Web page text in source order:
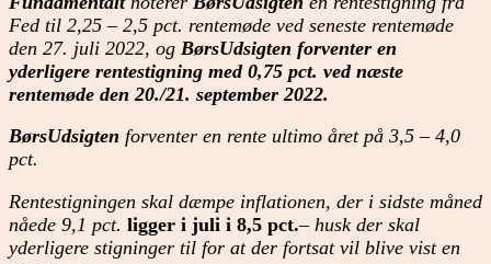
Fed til 2,25 – 2,5 pct. rentemøde ved seneste rentemøde
den 27. juli 2022, og BørsUdsigten forventer en
yderligere rentestigning med 0,75 pct. ved næste
rentemøde den 20./21. september 2022.
BørsUdsigten forventer en rente ultimo året på 3,5 – 4,0
pct.
Rentestigningen skal dæmpe inflationen, der i sidste måned
nåede 9,1 pct. ligger i juli i 8,5 pct.– husk der skal
yderligere stigninger til for at der fortsat vil blive vist en